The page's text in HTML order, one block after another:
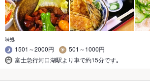
味処
1501～2000円
501～1000円
富士急行河口湖駅より車で約15分です｡